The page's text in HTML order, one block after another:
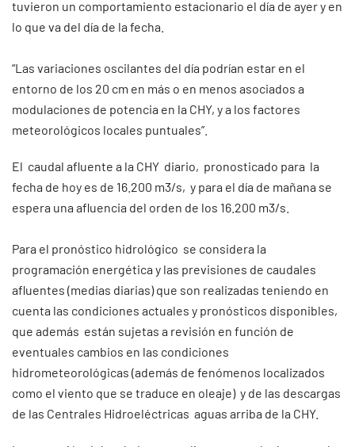
tuvieron un comportamiento estacionario el día de ayer y en
lo que va del día de la fecha.
“Las variaciones oscilantes del día podrían estar en el
entorno de los 20 cm en más o en menos asociados a
modulaciones de potencia en la CHY, y a los factores
meteorológicos locales puntuales”.
El caudal afluente a la CHY diario, pronosticado para la
fecha de hoy es de 16.200 m3/s, y para el día de mañana se
espera una afluencia del orden de los 16.200 m3/s.
Para el pronóstico hidrológico se considera la
programación energética y las previsiones de caudales
afluentes (medias diarias) que son realizadas teniendo en
cuenta las condiciones actuales y pronósticos disponibles,
que además están sujetas a revisión en función de
eventuales cambios en las condiciones
hidrometeorológicas (además de fenómenos localizados
como el viento que se traduce en oleaje) y de las descargas
de las Centrales Hidroeléctricas aguas arriba de la CHY.